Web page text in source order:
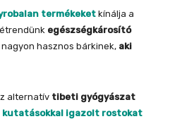
termékeket kínálja a
egészségkárosító
hasznos bárkinek, aki
alternatív tibeti gyógyászat
kutatásokkal igazolt rostokat